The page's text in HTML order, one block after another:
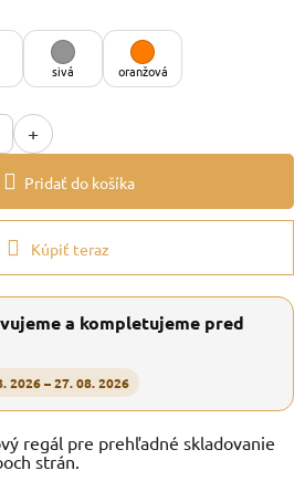
sivá oranžová
+
Pridať do košíka
Kúpiť teraz
a kompletujeme pred
2026 – 27. 08. 2026
regál pre prehľadné skladovanie
strán.